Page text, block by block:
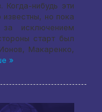
Когда-нибудь эти
но пока
исключением
старт был
Макаренко,
»